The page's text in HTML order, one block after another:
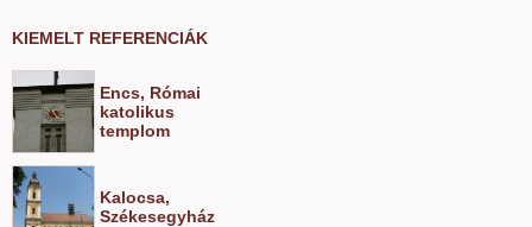
KIEMELT REFERENCIÁK
Encs, Római
katolikus
templom
Kalocsa,
Székesegyház